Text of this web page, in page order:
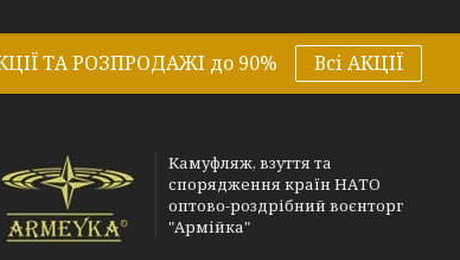
ТА РОЗПРОДАЖІ до 90% Всі АКЦІЇ
Камуфляж, взуття та
спорядження країн НАТО
оптово-роздрібний воєнторг
"Армійка"